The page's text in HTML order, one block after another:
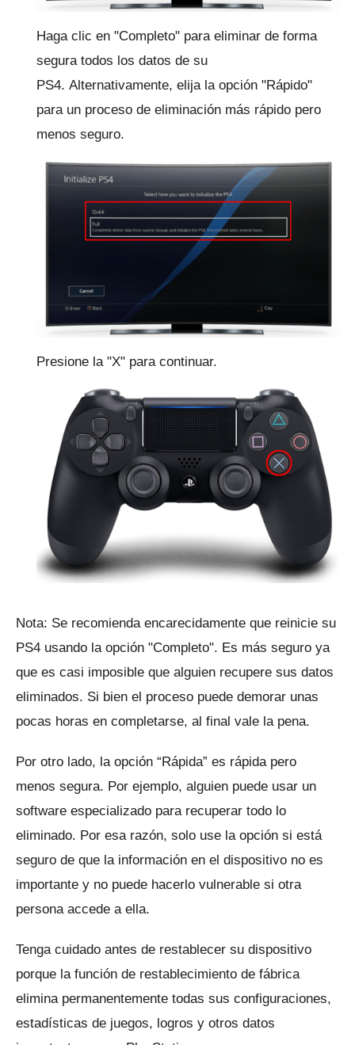
Haga clic en "Completo" para eliminar de forma
segura todos los datos de su
PS4. Alternativamente, elija la opción "Rápido"
para un proceso de eliminación más rápido pero
menos seguro.
Presione la "X" para continuar.
Nota: Se recomienda encarecidamente que reinicie su
PS4 usando la opción "Completo". Es más seguro ya
que es casi imposible que alguien recupere sus datos
eliminados. Si bien el proceso puede demorar unas
pocas horas en completarse, al final vale la pena.
Por otro lado, la opción “Rápida” es rápida pero
menos segura. Por ejemplo, alguien puede usar un
software especializado para recuperar todo lo
eliminado. Por esa razón, solo use la opción si está
seguro de que la información en el dispositivo no es
importante y no puede hacerlo vulnerable si otra
persona accede a ella.
Tenga cuidado antes de restablecer su dispositivo
porque la función de restablecimiento de fábrica
elimina permanentemente todas sus configuraciones,
estadísticas de juegos, logros y otros datos